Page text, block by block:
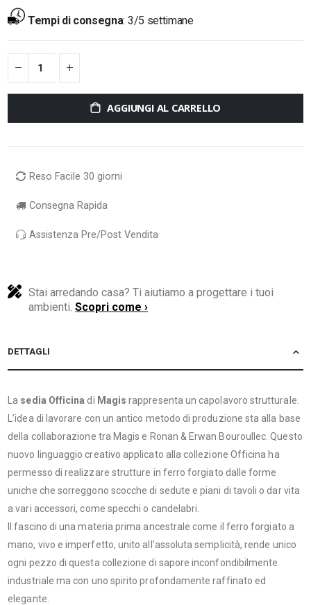
Tempi di consegna: 3/5 settimane
AGGIUNGI AL CARRELLO
Reso Facile 30 giorni
Consegna Rapida
Assistenza Pre/Post Vendita
Stai arredando casa? Ti aiutiamo a progettare i tuoi
ambienti.Scopri come ›
DETTAGLI
La sedia Officina di Magis rappresenta un capolavoro strutturale.
L’idea di lavorare con un antico metodo di produzione sta alla base
della collaborazione tra Magis e Ronan & Erwan Bouroullec. Questo
nuovo linguaggio creativo applicato alla collezione Officina ha
permesso di realizzare strutture in ferro forgiato dalle forme
uniche che sorreggono scocche di sedute e piani di tavoli o dar vita
a vari accessori, come specchi o candelabri.
Il fascino di una materia prima ancestrale come il ferro forgiato a
mano, vivo e imperfetto, unito all’assoluta semplicità, rende unico
ogni pezzo di questa collezione di sapore inconfondibilmente
industriale ma con uno spirito profondamente raffinato ed
elegante.